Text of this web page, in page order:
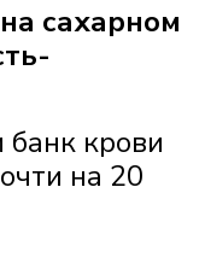
сахарном
крови
на 20